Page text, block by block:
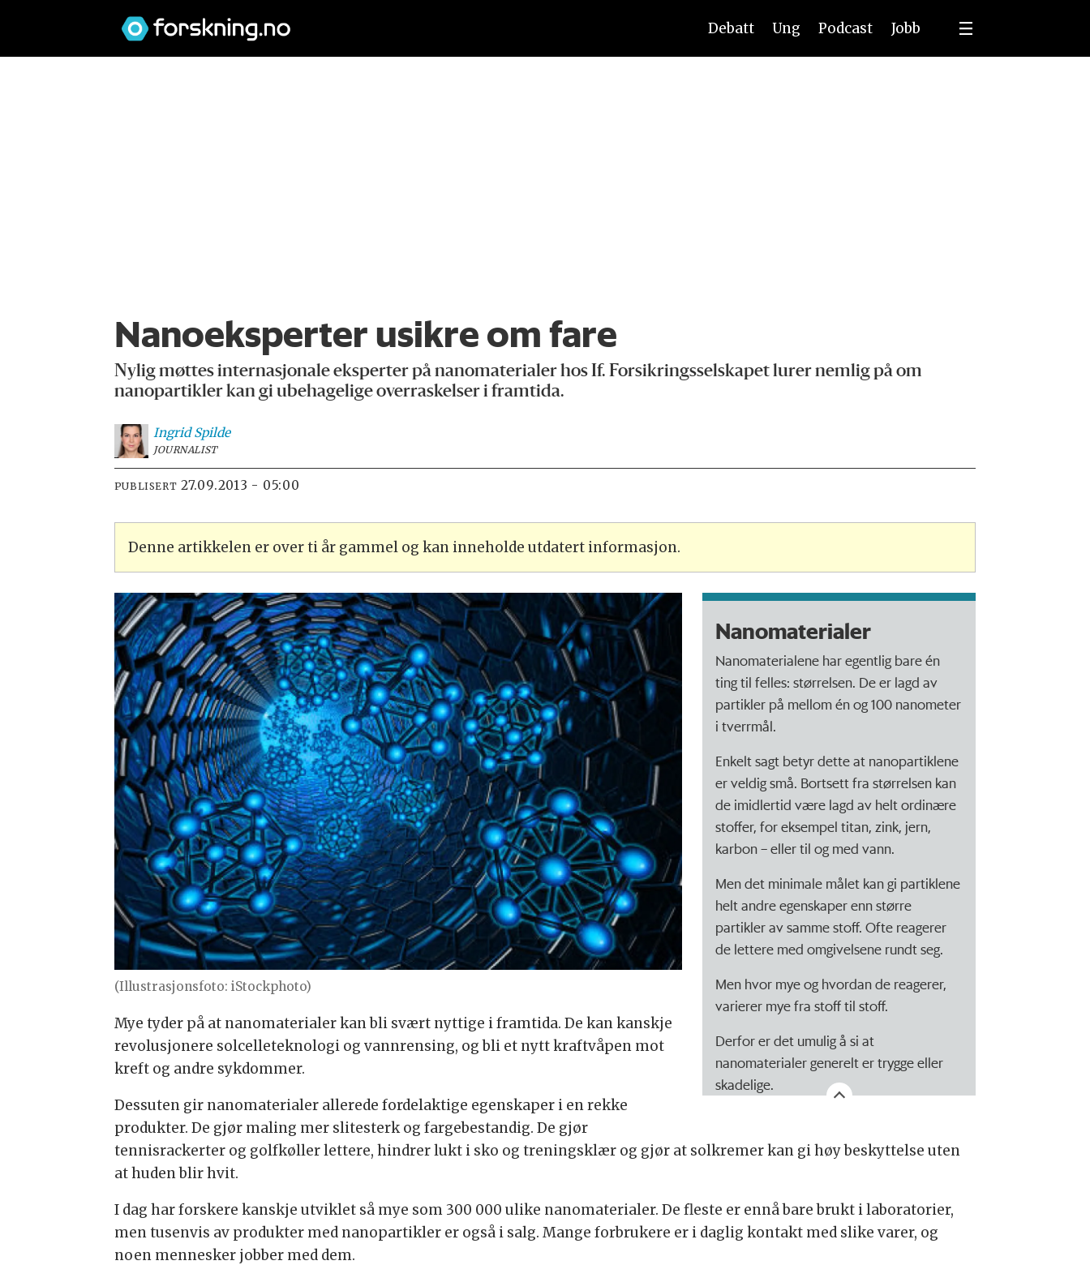
Debatt Ung Podcast Jobb
Nanoeksperter usikre om fare
Nylig møttes internasjonale eksperter på nanomaterialer hos If. Forsikringsselskapet lurer nemlig på om
nanopartikler kan gi ubehagelige overraskelser i framtida.
Ingrid Spilde
JOURNALIST
PUBLISERT 27.09.2013 - 05:00
Denne artikkelen er over ti år gammel og kan inneholde utdatert informasjon.
(Illustrasjonsfoto: iStockphoto)
Nanomaterialer
Nanomaterialene har egentlig bare én
ting til felles: størrelsen. De er lagd av
partikler på mellom én og 100 nanometer
i tverrmål.
Enkelt sagt betyr dette at nanopartiklene
er veldig små. Bortsett fra størrelsen kan
de imidlertid være lagd av helt ordinære
stoffer, for eksempel titan, zink, jern,
karbon – eller til og med vann.
Men det minimale målet kan gi partiklene
helt andre egenskaper enn større
partikler av samme stoff. Ofte reagerer
de lettere med omgivelsene rundt seg.
Men hvor mye og hvordan de reagerer,
varierer mye fra stoff til stoff.
Derfor er det umulig å si at
nanomaterialer generelt er trygge eller
skadelige.
Mye tyder på at nanomaterialer kan bli svært nyttige i framtida. De kan kanskje
revolusjonere solcelleteknologi og vannrensing, og bli et nytt kraftvåpen mot
kreft og andre sykdommer.
Dessuten gir nanomaterialer allerede fordelaktige egenskaper i en rekke
produkter. De gjør maling mer slitesterk og fargebestandig. De gjør
tennisrackerter og golfkøller lettere, hindrer lukt i sko og treningsklær og gjør at solkremer kan gi høy beskyttelse uten
at huden blir hvit.
I dag har forskere kanskje utviklet så mye som 300 000 ulike nanomaterialer. De fleste er ennå bare brukt i laboratorier,
men tusenvis av produkter med nanopartikler er også i salg. Mange forbrukere er i daglig kontakt med slike varer, og
noen mennesker jobber med dem.